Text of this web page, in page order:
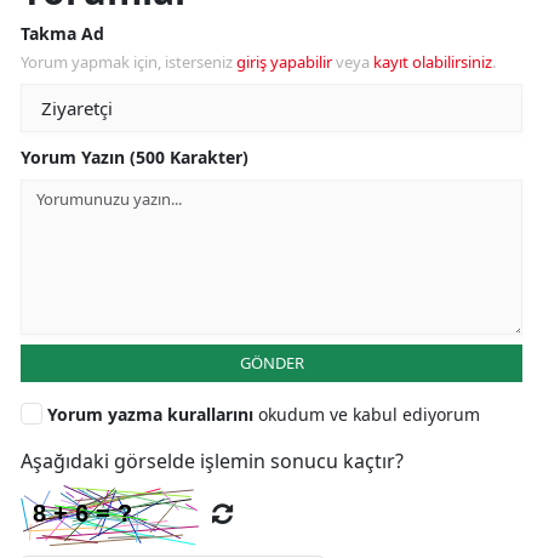
Takma Ad
Yorum yapmak için, istersenizgiriş yapabilirveya kayıt olabilirsiniz.
Yorum Yazın (500 Karakter)
GÖNDER
Yorum yazma kurallarını okudum ve kabul ediyorum
Aşağıdaki görselde işlemin sonucu kaçtır?